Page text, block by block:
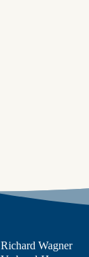
Richard Wagner